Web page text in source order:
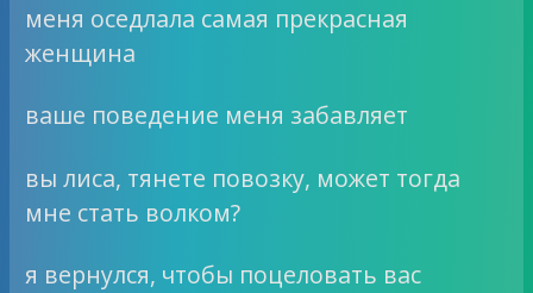
меня оседлала самая прекрасная
женщина
ваше поведение меня забавляет
вы лиса, тянете повозку, может тогда
мне стать волком?
я вернулся, чтобы поцеловать вас